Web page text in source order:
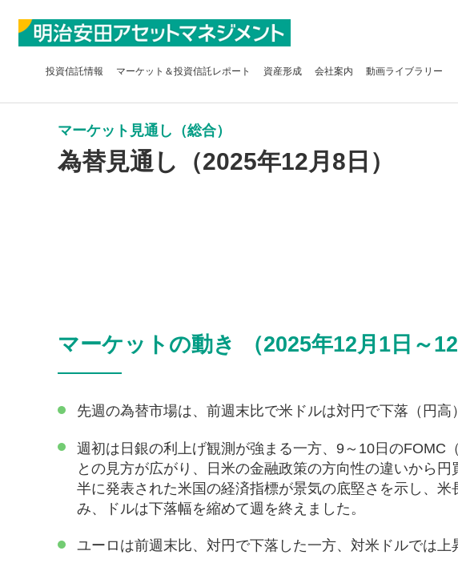
投資信託情報 マーケット＆投資信託レポート 資産形成 会社案内 動画ライブラリー
マーケット見通し（総合）
為替見通し（2025年12月8日）
マーケットの動き （2025年12月1日～12
先週の為替市場は、前週末比で米ドルは対円で下落（円高
週初は日銀の利上げ観測が強まる一方、9～10日のFOMC
との見方が広がり、日米の金融政策の方向性の違いから
半に発表された米国の経済指標が景気の底堅さを示し、
み、ドルは下落幅を縮めて週を終えました。
ユーロは前週末比、対円で下落した一方、対米ドルでは上